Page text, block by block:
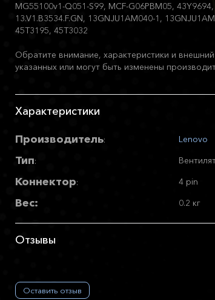
MG55100v1-Q051-S99, MCF-G06PBM05,
13.V1.B3534.F.GN, 13GNJU1AM040-1,
45T3195, 45T3032
Обратите внимание, характеристики и
указанных или могут быть изменены
Характеристики
Производитель: Lenovo
Тип:
Коннектор: 4 pin
Вес: 0.2 кг
Отзывы
Оставить отзыв